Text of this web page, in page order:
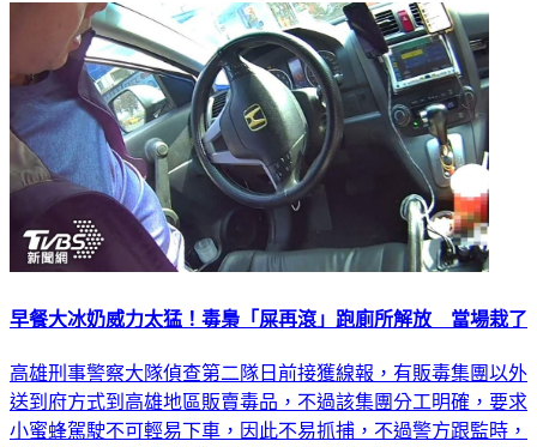
早餐大冰奶威力太猛！毒梟「屎再滾」跑廁所解放 當場栽了
高雄刑事警察大隊偵查第二隊日前接獲線報，有販毒集團以外
送到府方式到高雄地區販賣毒品，不過該集團分工明確，要求
小蜜蜂駕駛不可輕易下車，因此不易抓捕，不過警方跟監時，